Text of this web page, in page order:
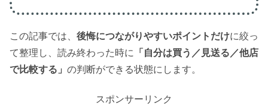
この記事では、 後悔につながりやすいポイントだけに絞っ
て整理し、読み終わった時に
「自分は買う／見送る／他店
で比較する」 の判断ができる状態にします。
スポンサーリンク